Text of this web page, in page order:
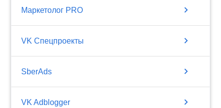
Маркетолог PRO chevron_right
VK Спецпроекты chevron_right
SberAds chevron_right
VK Adblogger chevron_right